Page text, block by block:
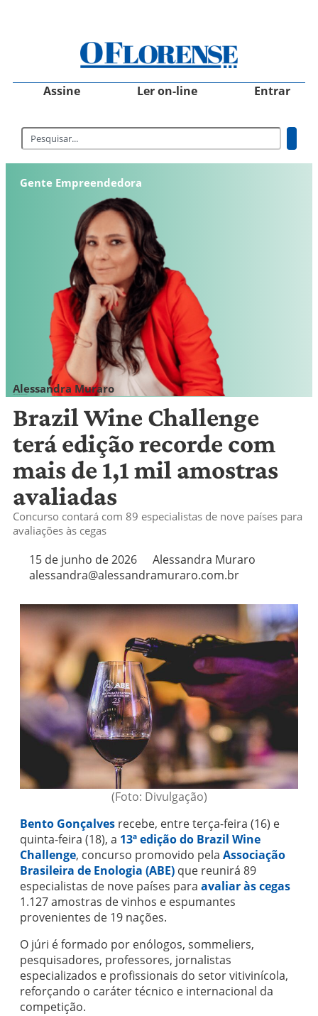
Assine Ler on-line Entrar
Gente Empreendedora
Alessandra Muraro
Brazil Wine Challenge
terá edição recorde com
mais de 1,1 mil amostras
avaliadas
Concurso contará com 89 especialistas de nove países para
avaliações às cegas
15 de junho de 2026
Alessandra Muraro
alessandra@alessandramuraro.com.br
(Foto: Divulgação)
Bento Gonçalves recebe, entre terça-feira (16) e
quinta-feira (18), a 13ª edição do Brazil Wine
Challenge, concurso promovido pela Associação
Brasileira de Enologia (ABE) que reunirá 89
especialistas de nove países para avaliar às cegas
1.127 amostras de vinhos e espumantes
provenientes de 19 nações.
O júri é formado por enólogos, sommeliers,
pesquisadores, professores, jornalistas
especializados e profissionais do setor vitivinícola,
reforçando o caráter técnico e internacional da
competição.